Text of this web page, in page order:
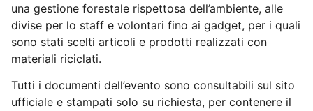
una gestione forestale rispettosa dell’ambiente, alle
divise per lo staff e volontari fino ai gadget, per i quali
sono stati scelti articoli e prodotti realizzati con
materiali riciclati.
Tutti i documenti dell’evento sono consultabili sul sito
ufficiale e stampati solo su richiesta, per contenere il